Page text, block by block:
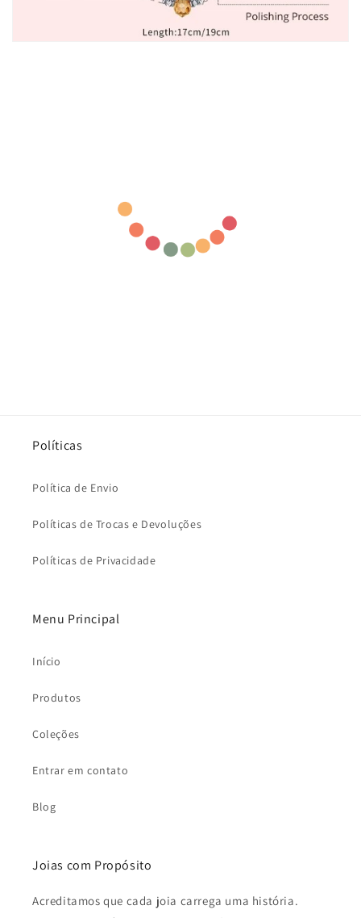
Políticas
Política de Envio
Políticas de Trocas e Devoluções
Políticas de Privacidade
Menu Principal
Início
Produtos
Coleções
Entrar em contato
Blog
Joias com Propósito
Acreditamos que cada joia carrega uma história.